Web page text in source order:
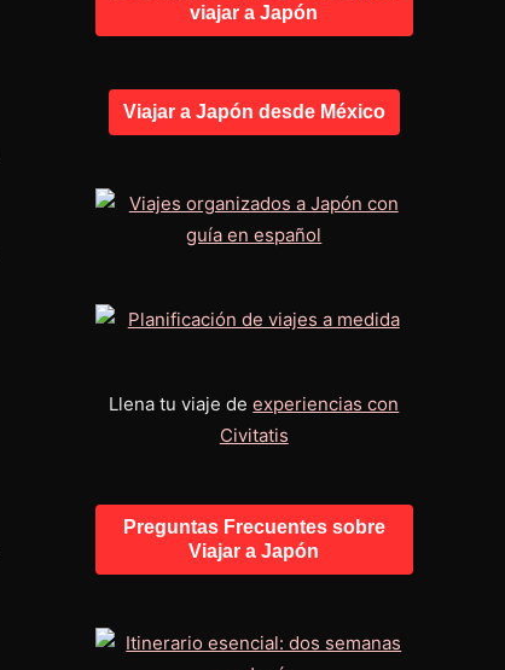
viajar a Japón
Viajar a Japón desde México
Llena tu viaje deexperiencias con
Civitatis
Preguntas Frecuentes sobre
Viajar a Japón